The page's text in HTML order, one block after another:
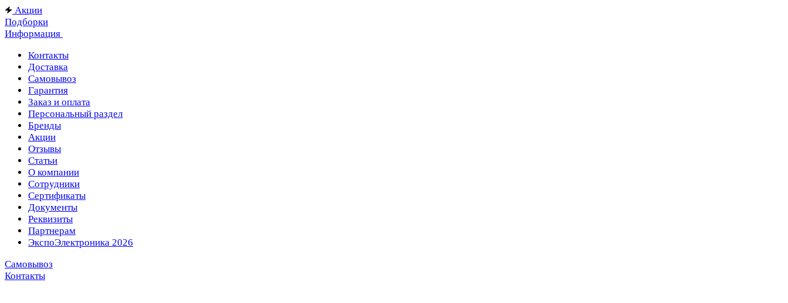
Акции
Подборки
Информация
Контакты
Доставка
Самовывоз
Гарантия
Заказ и оплата
Персональный раздел
Бренды
Акции
Отзывы
Статьи
О компании
Сотрудники
Сертификаты
Документы
Реквизиты
Партнерам
ЭкспоЭлектроника 2026
Самовывоз
Контакты